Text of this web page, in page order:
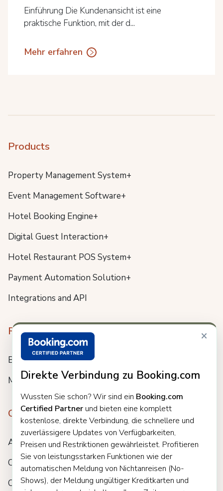
×
Direkte Verbindung zu Booking.com
Wussten Sie schon? Wir sind ein Booking.com
Certified Partnerund bieten eine komplett
kostenlose, direkte Verbindung, die schnellere und
zuverlässigere Updates von Verfügbarkeiten,
Preisen und Restriktionen gewährleistet. Profitieren
Sie von leistungsstarken Funktionen wie der
automatischen Meldung von Nichtanreisen (No-
Shows), der Meldung ungültiger Kreditkarten und
Einführung Die Kundenansicht ist eine
praktische Funktion, mit der d...
Mehr erfahren
Products
Property Management System+
Event Management Software+
Hotel Booking Engine+
Digital Guest Interaction+
Hotel Restaurant POS System+
Payment Automation Solution+
Integrations and API
Resources
Blog
Meet us
Company
About
Careers
Customers